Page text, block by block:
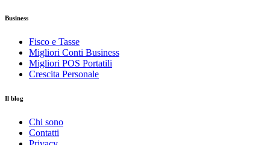
Business
Fisco e Tasse
Migliori Conti Business
Migliori POS Portatili
Crescita Personale
Il blog
Chi sono
Contatti